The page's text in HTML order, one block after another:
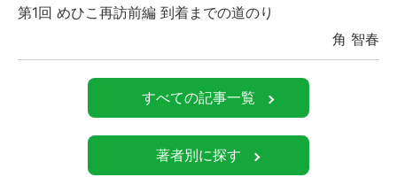
第1回 めひこ再訪前編 到着までの道のり
角 智春
すべての記事一覧
著者別に探す